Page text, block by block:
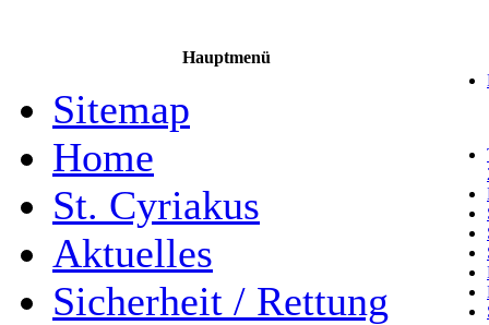
Hauptmenü
Sitemap
Home
St. Cyriakus
Aktuelles
Sicherheit / Rettung